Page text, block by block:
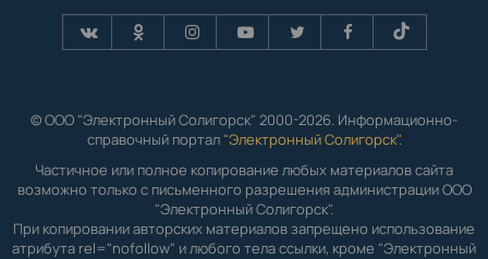
© ООО "Электронный Солигорск" 2000-2026. Информационно-
справочный портал "Электронный Солигорск".
Частичное или полное копирование любых материалов сайта
возможно только с письменного разрешения администрации ООО
"Электронный Солигорск".
При копировании авторских материалов запрещено использование
атрибута rel="nofollow" и любого тела ссылки, кроме "Электронный